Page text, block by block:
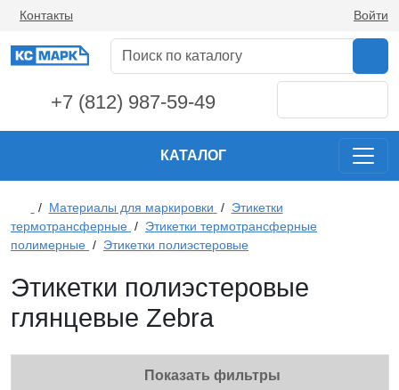
Контакты Войти
+7 (812) 987-59-49
КАТАЛОГ
/ Материалы для маркировки / Этикетки
термотрансферные / Этикетки термотрансферные
полимерные / Этикетки полиэстеровые
Этикетки полиэстеровые
глянцевые Zebra
Показать фильтры